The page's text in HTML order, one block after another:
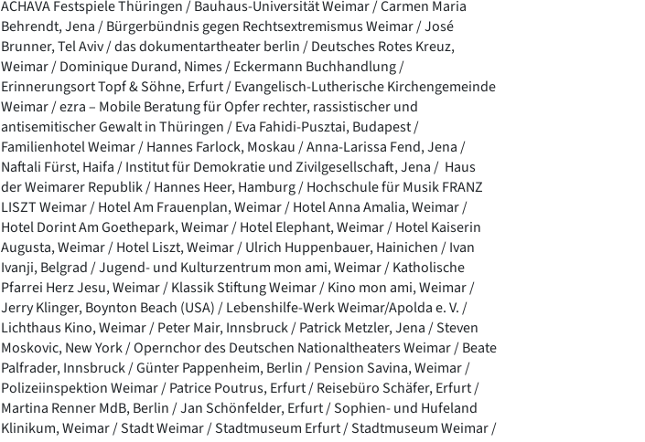
ACHAVA Festspiele Thüringen / Bauhaus-Universität Weimar / Carmen Maria
Behrendt, Jena / Bürgerbündnis gegen Rechtsextremismus Weimar / José
Brunner, Tel Aviv / das dokumentartheater berlin / Deutsches Rotes Kreuz,
Weimar / Dominique Durand, Nimes / Eckermann Buchhandlung /
Erinnerungsort Topf & Söhne, Erfurt / Evangelisch-Lutherische Kirchengemeinde
Weimar / ezra – Mobile Beratung für Opfer rechter, rassistischer und
antisemitischer Gewalt in Thüringen / Eva Fahidi-Pusztai, Budapest /
Familienhotel Weimar / Hannes Farlock, Moskau / Anna-Larissa Fend, Jena /
Naftali Fürst, Haifa / Institut für Demokratie und Zivilgesellschaft, Jena / Haus
der Weimarer Republik / Hannes Heer, Hamburg / Hochschule für Musik FRANZ
LISZT Weimar / Hotel Am Frauenplan, Weimar / Hotel Anna Amalia, Weimar /
Hotel Dorint Am Goethepark, Weimar / Hotel Elephant, Weimar / Hotel Kaiserin
Augusta, Weimar / Hotel Liszt, Weimar / Ulrich Huppenbauer, Hainichen / Ivan
Ivanji, Belgrad / Jugend- und Kulturzentrum mon ami, Weimar / Katholische
Pfarrei Herz Jesu, Weimar / Klassik Stiftung Weimar / Kino mon ami, Weimar /
Jerry Klinger, Boynton Beach (USA) / Lebenshilfe-Werk Weimar/Apolda e. V. /
Lichthaus Kino, Weimar / Peter Mair, Innsbruck / Patrick Metzler, Jena / Steven
Moskovic, New York / Opernchor des Deutschen Nationaltheaters Weimar / Beate
Palfrader, Innsbruck / Günter Pappenheim, Berlin / Pension Savina, Weimar /
Polizeiinspektion Weimar / Patrice Poutrus, Erfurt / Reisebüro Schäfer, Erfurt /
Martina Renner MdB, Berlin / Jan Schönfelder, Erfurt / Sophien- und Hufeland
Klinikum, Weimar / Stadt Weimar / Stadtmuseum Erfurt / Stadtmuseum Weimar /